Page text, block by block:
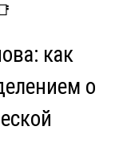
как
о